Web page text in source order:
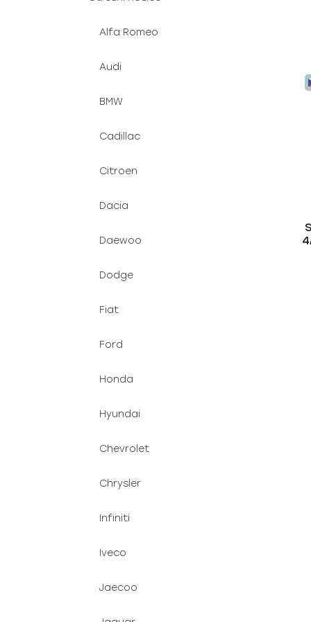
Alfa Romeo
Audi
BMW
Cadillac
Citroen
Dacia
Daewoo
Dodge
Fiat
Ford
Honda
Hyundai
Chevrolet
Chrysler
Infiniti
Iveco
Jaecoo